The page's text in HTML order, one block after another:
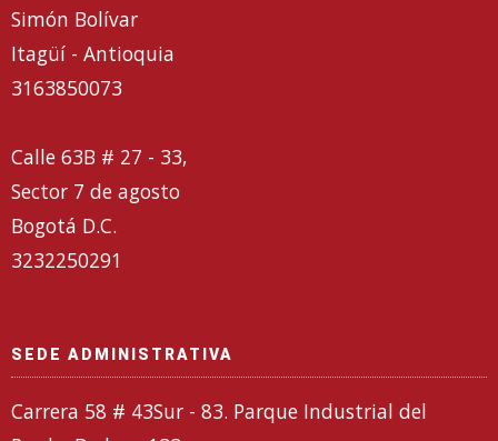
Simón Bolívar
Itagüí - Antioquia
3163850073
Calle 63B # 27 - 33,
Sector 7 de agosto
Bogotá D.C.
3232250291
SEDE ADMINISTRATIVA
Carrera 58 # 43Sur - 83. Parque Industrial del